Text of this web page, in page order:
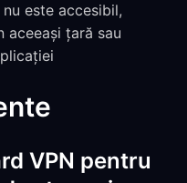
este accesibil,
aceeași țară sau
VPN pentru